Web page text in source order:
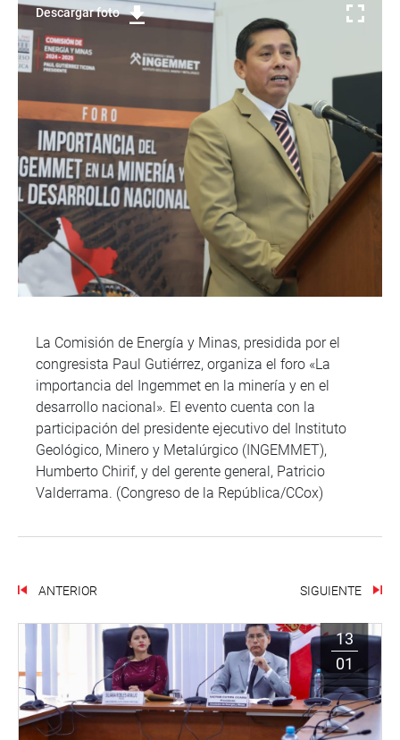
Descargar foto
La Comisión de Energía y Minas, presidida por el
congresista Paul Gutiérrez, organiza el foro «La
importancia del Ingemmet en la minería y en el
desarrollo nacional». El evento cuenta con la
participación del presidente ejecutivo del Instituto
Geológico, Minero y Metalúrgico (INGEMMET),
Humberto Chirif, y del gerente general, Patricio
Valderrama. (Congreso de la República/CCox)
ANTERIOR SIGUIENTE
13
01